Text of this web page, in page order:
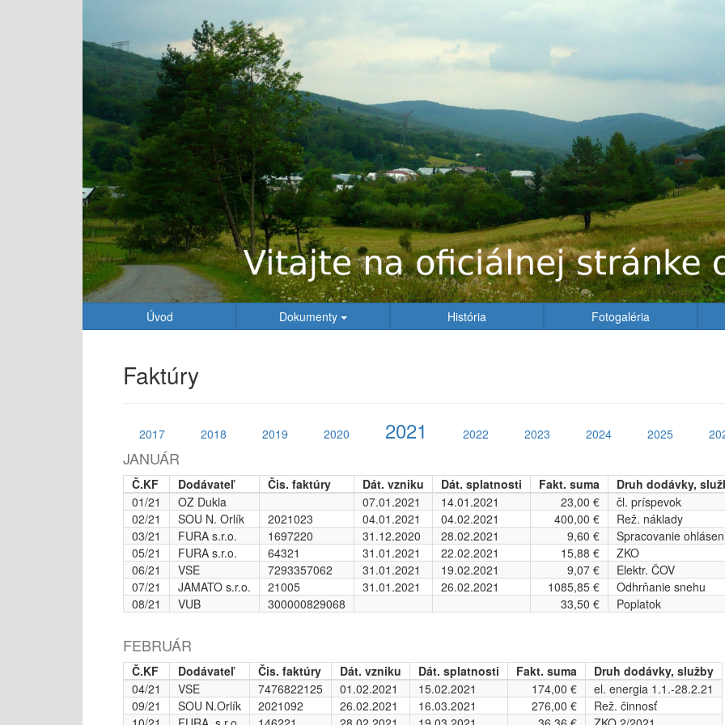
Úvod Dokumenty História Fotogaléria
Faktúry
2017 2018 2019 2020 2021 2022 2023 2024 2025
JANUÁR
Č.KF Dodávateľ Čis. faktúry Dát. vzniku Dát. splatnosti Fakt. suma
Druh dodávky,
01/21
OZ Dukla 07.01.2021 14.01.2021 23,00 €
čl. príspevok
02/21
SOU N. Orlík 2021023 04.01.2021 04.02.2021 400,00 €
Rež. náklady
03/21
FURA s.r.o. 1697220 31.12.2020 28.02.2021 9,60 €
Spracovanie
05/21
FURA s.r.o. 64321 31.01.2021 22.02.2021 15,88 €
ZKO
06/21
VSE 7293357062 31.01.2021 19.02.2021 9,07 €
Elektr. ČOV
07/21
JAMATO s.r.o. 21005 31.01.2021 26.02.2021 1085,85 €
Odhrňanie snehu
08/21
VUB 300000829068 33,50 € Poplatok
FEBRUÁR
Č.KF Dodávateľ Čis. faktúry Dát. vzniku Dát. splatnosti Fakt. suma
Druh dodávky, služby
04/21
VSE 7476822125 01.02.2021 15.02.2021 174,00 €
el. energia 1.1.-28.2.21
09/21
SOU N.Orlík 2021092 26.02.2021 16.03.2021 276,00 €
Rež. činnosť